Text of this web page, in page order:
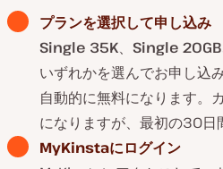
プランを選択して申し込み
Single 35K、 Single 20GB
いずれかを選んでお申し込
自動的に無料になります。
になりますが、最初の30日
MyKinstaにログイン